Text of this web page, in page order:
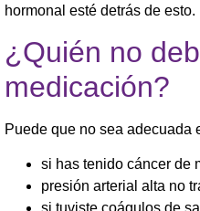
hormonal esté detrás de esto.
¿Quién no
medicación?
Puede que no sea adecuada
si has tenido cáncer de
presión arterial alta no